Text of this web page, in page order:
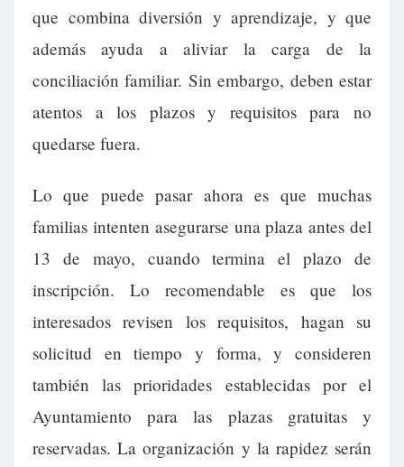
que combina diversión y aprendizaje, y que
además ayuda a aliviar la carga de la
conciliación familiar. Sin embargo, deben estar
atentos a los plazos y requisitos para no
quedarse fuera.
Lo que puede pasar ahora es que muchas
familias intenten asegurarse una plaza antes del
13 de mayo, cuando termina el plazo de
inscripción. Lo recomendable es que los
interesados revisen los requisitos, hagan su
solicitud en tiempo y forma, y consideren
también las prioridades establecidas por el
Ayuntamiento para las plazas gratuitas y
reservadas. La organización y la rapidez serán